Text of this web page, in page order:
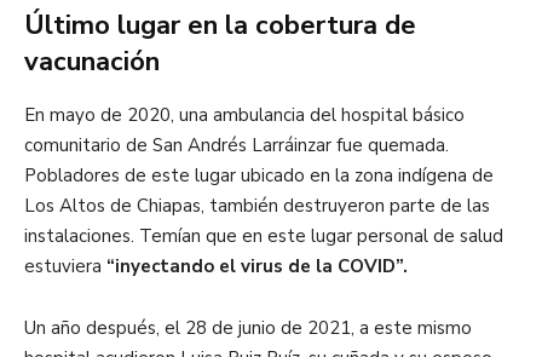
Último lugar en la cobertura de
vacunación
En mayo de 2020, una ambulancia del hospital básico
comunitario de San Andrés Larráinzar fue quemada.
Pobladores de este lugar ubicado en la zona indígena de
Los Altos de Chiapas, también destruyeron parte de las
instalaciones. Temían que en este lugar personal de salud
estuviera “inyectando el virus de la COVID”.
Un año después, el 28 de junio de 2021, a este mismo